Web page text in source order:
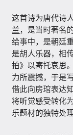
这首诗为唐代诗
兰，是当时著名
给事中，是朝廷
是胡人乐器，相
拍》以寄托哀思
力所震撼，于是
借此向房琯表达
将听觉感受转化
乐题材的独特处